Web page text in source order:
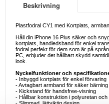
Beskrivning
Plastfodral CY1 med Kortplats,
Håll din iPhone 16 Plus säker och
kortplats, handledsband för enkel
fodral perfekt för dem som är på
PC, erbjuder det hållbart skydd
look.
Nyckelfunktioner och
- Inbyggd kortplats för enkel förvaring
- Avtagbart armband för säker bärning
- Kickstand för handsfree-visning
- Hållbar konstruktion i polyuretan och